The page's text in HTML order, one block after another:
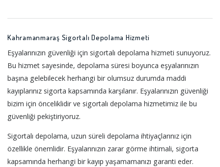
Kahramanmaraş Sigortalı Depolama Hizmeti
Eşyalarınızın güvenliği için sigortalı depolama hizmeti sunuyoruz.
Bu hizmet sayesinde, depolama süresi boyunca eşyalarınızın
başına gelebilecek herhangi bir olumsuz durumda maddi
kayıplarınız sigorta kapsamında karşılanır. Eşyalarınızın güvenliği
bizim için önceliklidir ve sigortalı depolama hizmetimiz ile bu
güvenliği pekiştiriyoruz.
Sigortalı depolama, uzun süreli depolama ihtiyaçlarınız için
özellikle önemlidir. Eşyalarınızın zarar görme ihtimali, sigorta
kapsamında herhangi bir kayıp yaşamamanızı garanti eder.